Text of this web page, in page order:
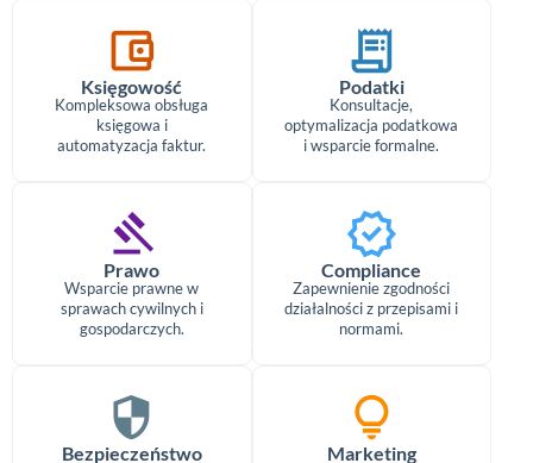
account_balance_wallet
Księgowość
Kompleksowa obsługa
księgowa i
automatyzacja faktur.
receipt_long
Podatki
Konsultacje,
optymalizacja podatkowa
i wsparcie formalne.
gavel
Prawo
Wsparcie prawne w
sprawach cywilnych i
gospodarczych.
verified
Compliance
Zapewnienie zgodności
działalności z przepisami i
normami.
security
Bezpieczeństwo
lightbulb
Marketing